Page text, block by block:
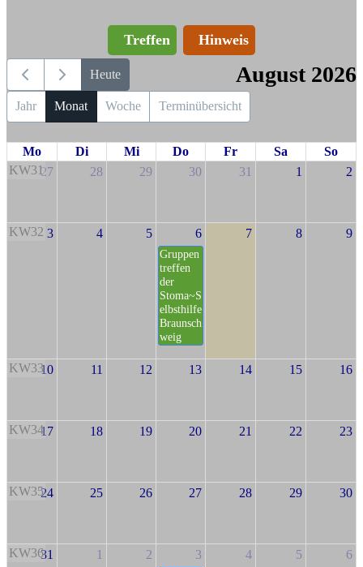
Treffen Hinweis
Heute August 2026
Jahr Monat Woche Terminübersicht
Mo Di Mi Do Fr Sa
So
KW3127 28 29 30 31 1 2
KW32 3 4 5 6
Gruppen
treffen
der
Stoma~S
elbsthilfe
Braunsch
weig
7 8 9
KW3310 11 12 13 14 15 16
KW3417 18 19 20 21 22 23
KW3524 25 26 27 28 29 30
KW3631 1 2 3 4 5 6